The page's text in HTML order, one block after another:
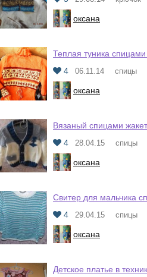
оксана
Теплая туника
4
06.11.14 спицы
оксана
Вязаный спицами
4
28.04.15 спицы
оксана
Свитер для мальчика
4
29.04.15 спицы
оксана
Детское платье в